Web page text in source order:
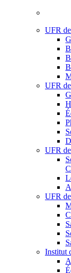
UFR
UFR
UFR
UFR
Institut